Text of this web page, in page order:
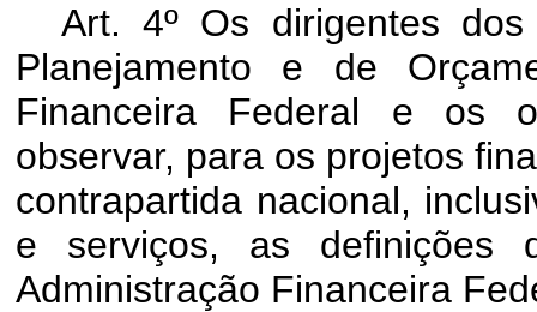
Art. 4º Os dirigentes
Planejamento e de
Financeira Federal e os
observar, para os projetos
contrapartida nacional,
e serviços, as definições
Administração Financeira